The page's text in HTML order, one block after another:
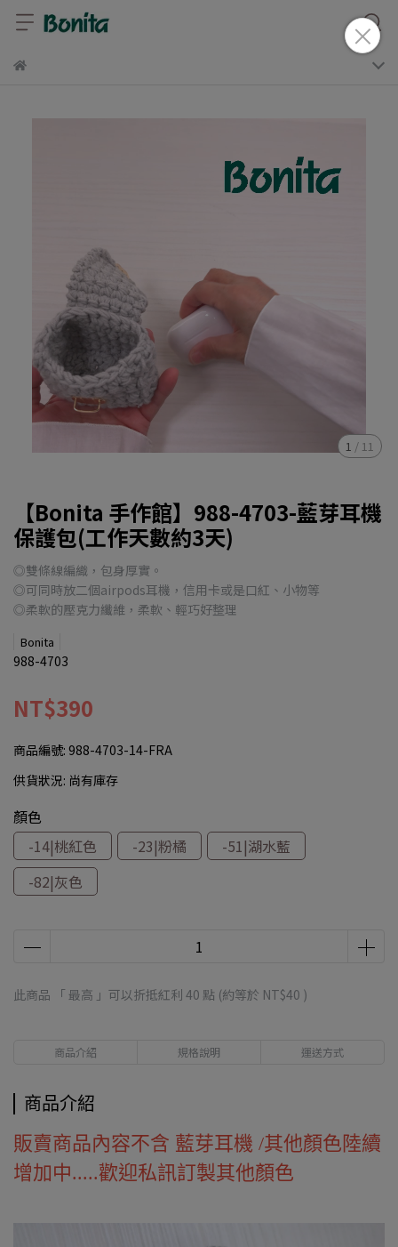
1 / 11
【Bonita 手作館】988-4703-藍芽耳機
保護包(工作天數約3天)
◎雙條線編織，包身厚實。
◎可同時放二個airpods耳機，信用卡或是口紅、小物等
◎柔軟的壓克力纖維，柔軟、輕巧好整理
Bonita
988-4703
NT$390
商品編號: 988-4703-14-FRA
供貨狀況: 尚有庫存
顏色
-14|桃紅色
-23|粉橘
-51|湖水藍
-82|灰色
此商品 「 最高 」可以折抵紅利 40 點 (約等於 NT$40 )
商品介紹 規格說明 運送方式
商品介紹
販賣商品內容不含 藍芽耳機 /其他顏色陸續
增加中.....歡迎私訊訂製其他顏色